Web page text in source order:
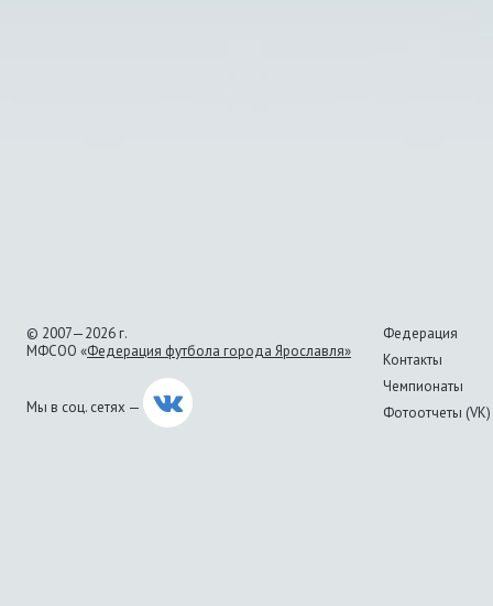
© 2007—2026 г.
МФСОО «Федерация футбола города Ярославля»
Мы в соц. сетях —
Федерация
Контакты
Чемпионаты
Фотоотчеты (VK)